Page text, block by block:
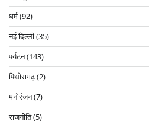
धर्म(92)
नई दिल्ली(35)
पर्यटन(143)
पिथोरागढ़(2)
मनोरंजन(7)
राजनीति(5)